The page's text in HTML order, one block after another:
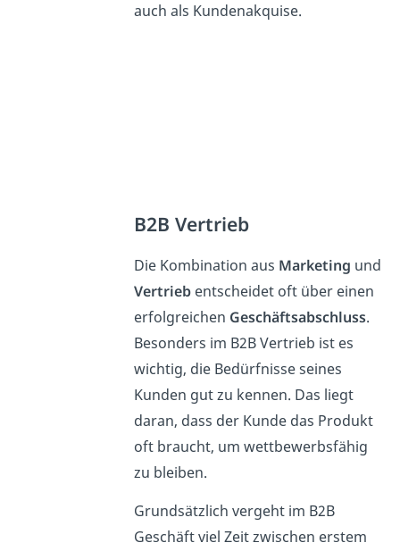
auch als Kundenakquise.
B2B Vertrieb
Die Kombination aus Marketing und
Vertrieb entscheidet oft über einen
erfolgreichen Geschäftsabschluss.
Besonders im B2B Vertrieb ist es
wichtig, die Bedürfnisse seines
Kunden gut zu kennen. Das liegt
daran, dass der Kunde das Produkt
oft braucht, um wettbewerbsfähig
zu bleiben.
Grundsätzlich vergeht im B2B
Geschäft viel Zeit zwischen erstem